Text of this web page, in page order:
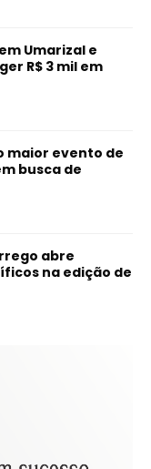
Umarizal e
R$ 3 mil em
maior evento de
busca de
abre
na edição de